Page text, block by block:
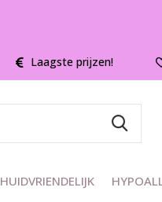
HUIDVRIENDELIJK
Laagste prijzen!